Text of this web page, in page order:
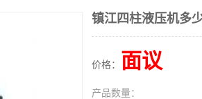
镇江四柱液压机多
价格： 面议
产品数量：